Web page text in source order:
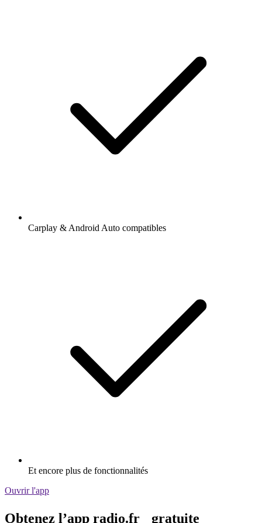
Carplay & Android Auto compatibles
Et encore plus de fonctionnalités
Ouvrir l'app
Obtenez l’app radio.fr gratuite